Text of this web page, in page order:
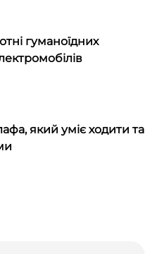
гуманоїдних
який уміє ходити та